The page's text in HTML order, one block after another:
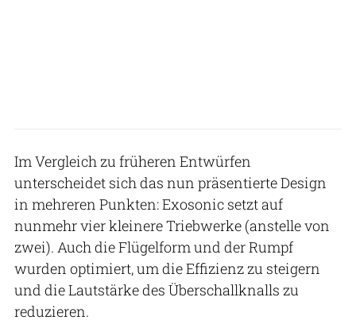
Im Vergleich zu früheren Entwürfen
unterscheidet sich das nun präsentierte Design
in mehreren Punkten: Exosonic setzt auf
nunmehr vier kleinere Triebwerke (anstelle von
zwei). Auch die Flügelform und der Rumpf
wurden optimiert, um die Effizienz zu steigern
und die Lautstärke des Überschallknalls zu
reduzieren.